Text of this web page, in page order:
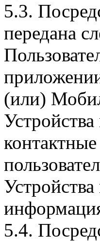
5.3.
передана
(или)
5.4.